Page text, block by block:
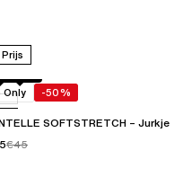
Prijs
0WU
SOFTSTRETCH – Jurkje
€45
Only -50%